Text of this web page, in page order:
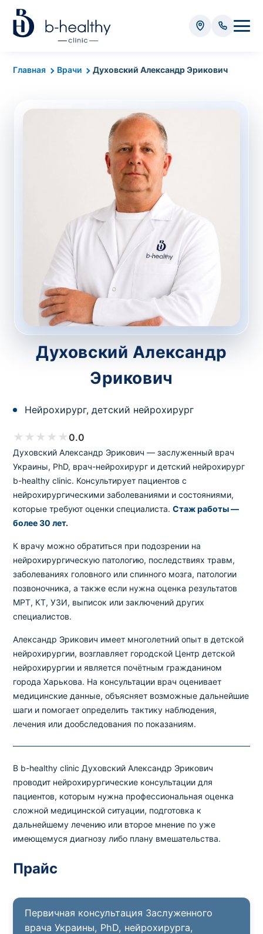
Главная Врачи Духовский Александр Эрикович
Духовский Александр
Эрикович
Нейрохирург, детский нейрохирург
★ ★ ★ ★ ★0.0
Духовский Александр Эрикович — заслуженный врач
Украины, PhD, врач-нейрохирург и детский нейрохирург
b-healthy clinic. Консультирует пациентов с
нейрохирургическими заболеваниями и состояниями,
которые требуют оценки специалиста.Стаж работы —
более 30 лет.
К врачу можно обратиться при подозрении на
нейрохирургическую патологию, последствиях травм,
заболеваниях головного или спинного мозга, патологии
позвоночника, а также если нужна оценка результатов
МРТ, КТ, УЗИ, выписок или заключений других
специалистов.
Александр Эрикович имеет многолетний опыт в детской
нейрохирургии, возглавляет городской Центр детской
нейрохирургии и является почётным гражданином
города Харькова. На консультации врач оценивает
медицинские данные, объясняет возможные дальнейшие
шаги и помогает определить тактику наблюдения,
лечения или дообследования по показаниям.
В b-healthy clinic Духовский Александр Эрикович
проводит нейрохирургические консультации для
пациентов, которым нужна профессиональная оценка
сложной медицинской ситуации, подготовка к
дальнейшему лечению или второе мнение по уже
имеющемуся диагнозу либо плану вмешательства.
Прайс
Первичная консультация Заслуженного
врача Украины, PhD, нейрохирурга,
Анализы
Стоимость забора крови - 50 грн
Стоимость забора биоматериала (кроме
Итого: 0
Попередній запис на дослідження не
потрібний. Виняток становлять мазки та
зіскрібки. Взяття біоматеріалу для них
виконує лікар – необхідий
запись к
специалисту.
Анализ на дому
Сохранить
Ваше имя*
Номер телефона *
Выбрать клинику
Оформить заказ
Если вы не знаете, какие анализы вам
необходимы,запишитесь к врачуна
консультацию .
* Администрация клиники принимает все меры для
своевременного обновления размещённого на сайте
сроки выполнения исследований по телефонам,